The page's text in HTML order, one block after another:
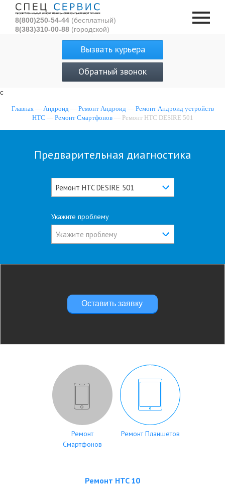
с
8(800)250-54-44 (бесплатный)
8(383)310-00-88 (городской)
Вызвать курьера
Обратный звонок
Главная— Андроид — Ремонт Андроид — Ремонт Андроид устройств
HTC — Ремонт Смартфонов— Ремонт HTC DESIRE 501
Предварительная диагностика
Ремонт HTC DESIRE 501
Укажите проблему
Укажите проблему
Оставить заявку
Ремонт
Смартфонов
Ремонт Планшетов
Ремонт HTC 10